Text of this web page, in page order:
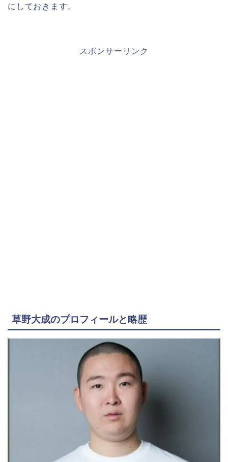
にしておきます。
スポンサーリンク
草野大成のプロフィールと略歴